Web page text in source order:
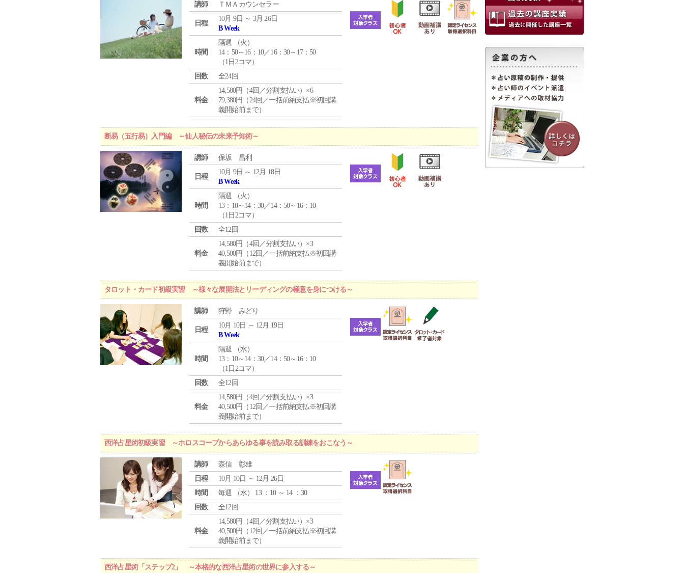
講師 ＴＭＡカウンセラー
日程
10月 9日 ～ 3月 26日
B Week
時間
隔週 （火 ）
14：50～16：10／16：30～17：50
（1日2コマ）
回数
全24回
料金
14,580円（4回／分割支払い）×6
79,380円（24回／一括前納支払※初回講
義開始前まで）
断易（五行易）入門編 ～仙人秘伝の未来予知術～
講師 保坂 昌利
日程
10月 9日 ～ 12月 18日
B Week
時間
隔週 （火 ）
13：10～14：30／14：50～16：10
（1日2コマ）
回数
全12回
料金
14,580円（4回／分割支払い）×3
40,500円（12回／一括前納支払※初回講
義開始前まで）
タロット・カード初級実習 ～様々な展開法とリーディングの極意を身につける～
講師 狩野 みどり
日程
10月 10日 ～ 12月 19日
B Week
時間
隔週 （水）
13：10～14：30／14：50～16：10
（1日2コマ）
回数
全12回
料金
14,580円（4回／分割支払い）×3
40,500円（12回／一括前納支払※初回講
義開始前まで）
西洋占星術初級実習 ～ホロスコープからあらゆる事を読み取る訓練をおこなう～
講師
森信 彰雄
日程
10月 10日 ～ 12月 26日
時間
毎週 （水） 13 ：10 ～ 14 ：30
回数
全12回
料金
14,580円（4回／分割支払い）×3
40,500円（12回／一括前納支払※初回講
義開始前まで）
西洋占星術「ステップ2」 ～本格的な西洋占星術の世界に参入する～